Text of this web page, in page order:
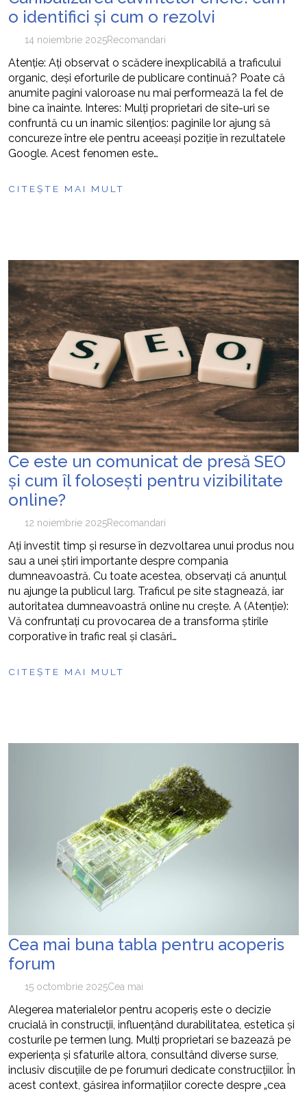
o identifici și cum o rezolvi
14 noiembrie 2025Recomandari
Atenție: Ați observat o scădere inexplicabilă a traficului
organic, deși eforturile de publicare continuă? Poate că
anumite pagini valoroase nu mai performează la fel de
bine ca înainte. Interes: Mulți proprietari de site-uri se
confruntă cu un inamic silențios: paginile lor ajung să
concureze între ele pentru aceeași poziție în rezultatele
Google. Acest fenomen este…
CITEȘTE MAI MULT
Ce este un comunicat de presă SEO
și cum îl folosești pentru vizibilitate
online?
12 noiembrie 2025Recomandari
Ați investit timp și resurse în dezvoltarea unui produs nou
sau a unei știri importante despre compania
dumneavoastră. Cu toate acestea, observați că anunțul
nu ajunge la publicul larg. Traficul pe site stagnează, iar
autoritatea dumneavoastră online nu crește. A (Atenție):
Vă confruntați cu provocarea de a transforma știrile
corporative în trafic real și clasări…
CITEȘTE MAI MULT
Cea mai buna tabla pentru acoperis
forum
15 octombrie 2025Cea mai
Alegerea materialelor pentru acoperiș este o decizie
crucială în construcții, influențând durabilitatea, estetica și
costurile pe termen lung. Mulți proprietari se bazează pe
experiența și sfaturile altora, consultând diverse surse,
inclusiv discuțiile de pe forumuri dedicate construcțiilor. În
acest context, găsirea informațiilor corecte despre „cea